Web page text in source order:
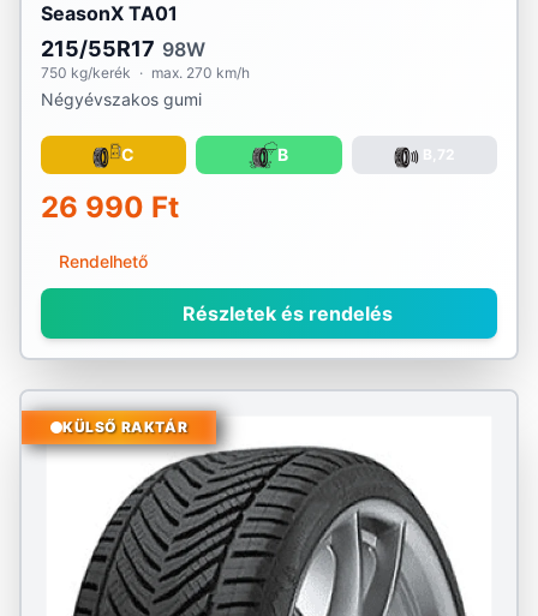
SeasonX TA01
215/55R17 98W
750 kg/kerék · max. 270 km/h
Négyévszakos gumi
C B B,72
26 990 Ft
Rendelhető
Részletek és rendelés
KÜLSŐ RAKTÁR